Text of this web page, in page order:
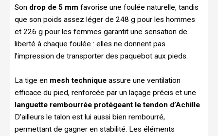
Son drop de 5 mm favorise une foulée naturelle, tandis
que son poids assez léger de 248 g pour les hommes
et 226 g pour les femmes garantit une sensation de
liberté à chaque foulée : elles ne donnent pas
l’impression de transporter des paquebot aux pieds.
La tige en mesh technique assure une ventilation
efficace du pied, renforcée par un laçage précis et une
languette rembourrée protégeant le tendon d’Achille
D’ailleurs le talon est lui aussi bien rembourré,
permettant de gagner en stabilité. Les éléments